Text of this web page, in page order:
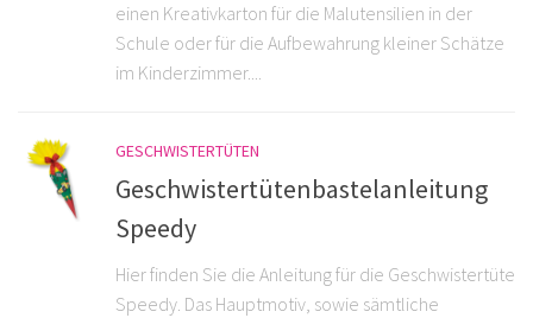
einen Kreativkarton für die Malutensilien in der
Schule oder für die Aufbewahrung kleiner Schätze
im Kinderzimmer....
GESCHWISTERTÜTEN
Geschwistertütenbastelanleitung
Speedy
Hier finden Sie die Anleitung für die Geschwistertüte
Speedy. Das Hauptmotiv, sowie sämtliche